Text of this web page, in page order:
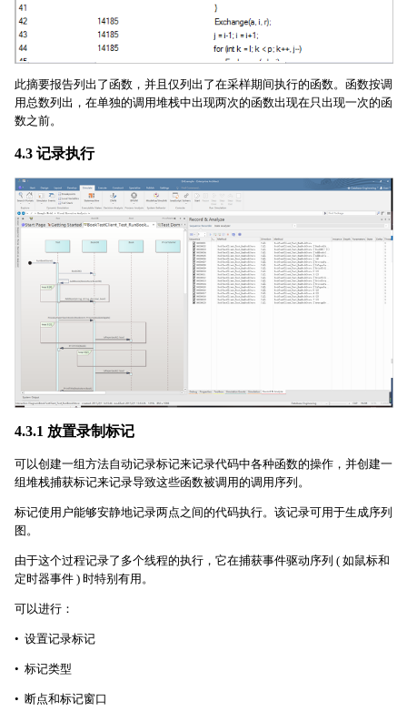
此摘要报告列出了函数，并且仅列出了在采样期间执行的函数。函数按调
用总数列出，在单独的调用堆栈中出现两次的函数出现在只出现一次的函
数之前。
4.3 记录执行
4.3.1 放置录制标记
可以创建一组方法自动记录标记来记录代码中各种函数的操作，并创建一
组堆栈捕获标记来记录导致这些函数被调用的调用序列。
标记使用户能够安静地记录两点之间的代码执行。该记录可用于生成序列
图。
由于这个过程记录了多个线程的执行，它在捕获事件驱动序列 ( 如鼠标和
定时器事件 ) 时特别有用。
可以进行：
• 设置记录标记
• 标记类型
• 断点和标记窗口